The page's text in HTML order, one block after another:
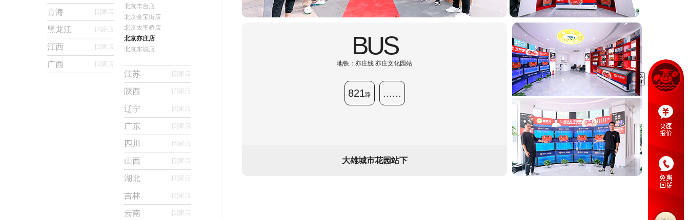
青海 [1] 家店
黑龙江 [2] 家店
江西 [1] 家店
广西 [1] 家店
北京丰台店
北京金宝街店
北京太平桥店
北京亦庄店
北京东城店
江苏 [5] 家店
陕西 [7] 家店
辽宁 [8] 家店
广东 [6] 家店
四川 [6] 家店
山西 [5] 家店
湖北 [3] 家店
吉林 [2] 家店
云南 [1] 家店
BUS
地铁：亦庄线 亦庄文化园站
821路 ......
大雄城市花园站下